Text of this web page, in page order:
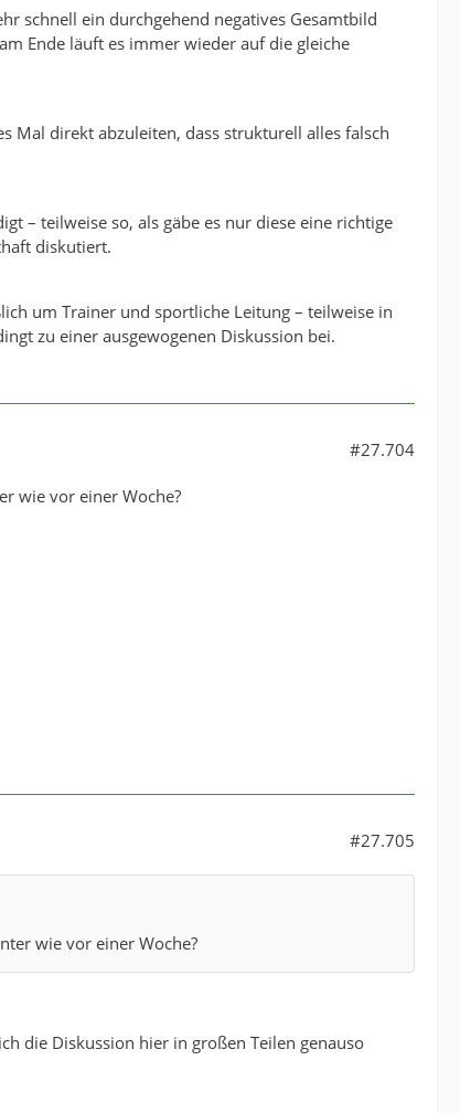
schnell ein durchgehend negatives Gesamtbild
Ende läuft es immer wieder auf die gleiche
Mal direkt abzuleiten, dass strukturell alles falsch
– teilweise so, als gäbe es nur diese eine richtige
diskutiert.
um Trainer und sportliche Leitung – teilweise in
zu einer ausgewogenen Diskussion bei.
#27.704
wie vor einer Woche?
#27.705
wie vor einer Woche?
die Diskussion hier in großen Teilen genauso